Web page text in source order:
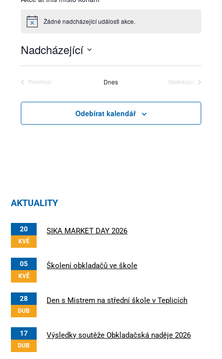
Notice Žádné nadcházející události akce.
Nadcházející
Předchozí
Dnes
Následující
Odebírat kalendář
AKTUALITY
20
KVĚ
SIKA MARKET DAY 2026
05
KVĚ
Školení obkladačů ve škole
28
DUB
Den s Mistrem na střední škole v Teplicích
17
DUB
Výsledky soutěže Obkladačská naděje 2026